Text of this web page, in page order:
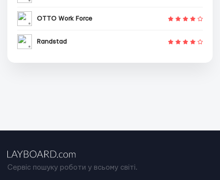
OTTO Work Force
Randstad
Сервіс пошуку роботи у всьому світі.